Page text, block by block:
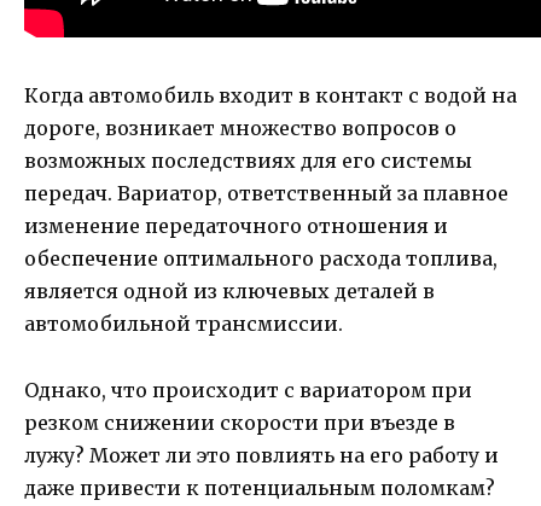
Когда автомобиль входит в контакт с водой на
дороге, возникает множество вопросов о
возможных последствиях для его системы
передач. Вариатор, ответственный за плавное
изменение передаточного отношения и
обеспечение оптимального расхода топлива,
является одной из ключевых деталей в
автомобильной трансмиссии.
Однако, что происходит с вариатором при
резком снижении скорости при въезде в
лужу? Может ли это повлиять на его работу и
даже привести к потенциальным поломкам?